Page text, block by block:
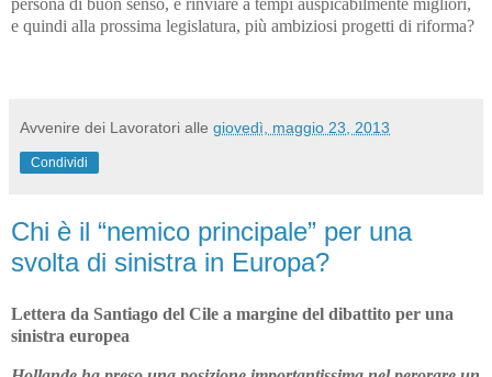
e quindi alla prossima legislatura, più ambiziosi progetti di riforma?
Avvenire dei Lavoratori alle giovedì, maggio 23, 2013
Condividi
Chi è il “nemico principale” per una
svolta di sinistra in Europa?
Lettera da Santiago del Cile a margine del dibattito per una
sinistra europea